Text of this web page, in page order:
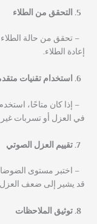
التحقق من الطلاء
– تحقق من حالة
إعادة الطلاء.
استخدام تقنيات
– إذا كان متاحًا،
في العزل أو تسربات غير
تقييم العزل الصوتي
– اختبر مستوى
قد يشير إلى ضعف
توثيق الملاحظات